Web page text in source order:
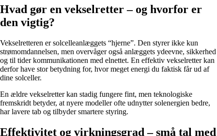
Hvad gør en vekselretter – og hvorfor er
den vigtig?
Vekselretteren er solcelleanlæggets “hjerne”. Den styrer ikke kun
strømomdannelsen, men overvåger også anlæggets ydeevne, sikkerhed
og til tider kommunikationen med elnettet. En effektiv vekselretter kan
derfor have stor betydning for, hvor meget energi du faktisk får ud af
dine solceller.
En ældre vekselretter kan stadig fungere fint, men teknologiske
fremskridt betyder, at nyere modeller ofte udnytter solenergien bedre,
har lavere tab og tilbyder smartere styring.
Effektivitet og virkningsgrad – små tal med